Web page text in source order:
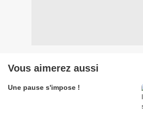
Vous aimerez aussi
Une pause s'impose !